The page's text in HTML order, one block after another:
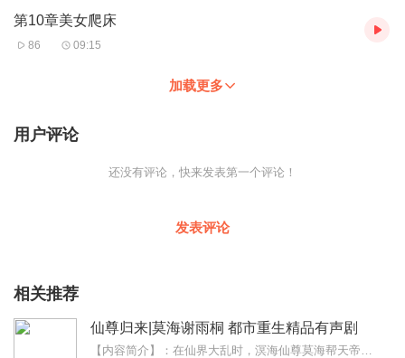
第10章美女爬床
86 09:15
加载更多
用户评论
还没有评论，快来发表第一个评论！
发表评论
相关推荐
仙尊归来|莫海谢雨桐 都市重生精品有声剧
【内容简介】：在仙界大乱时，溟海仙尊莫海帮天帝夺下帝位，却不料天帝恩将仇报，陷害莫海，导致莫海最终陨落。但谁能想到，莫海不仅没有死，反而重生到了地球上的少年时代...